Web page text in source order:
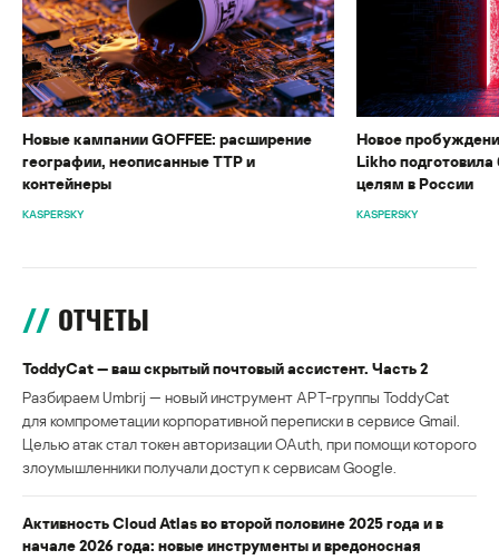
Новые кампании GOFFEE: расширение
географии, неописанные TTP и
контейнеры
KASPERSKY
Новое
Likho
целям в России
KASPERSKY
ОТЧЕТЫ
ToddyCat — ваш скрытый почтовый ассистент. Часть 2
Разбираем Umbrij — новый инструмент APT-группы ToddyCat
для компрометации корпоративной переписки в сервисе Gmail.
Целью атак стал токен авторизации OAuth, при помощи которого
злоумышленники получали доступ к сервисам Google.
Активность Cloud Atlas во второй половине 2025 года и в
начале 2026 года: новые инструменты и вредоносная